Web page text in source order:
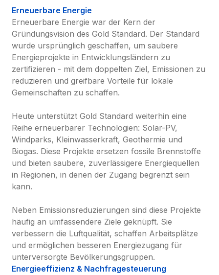
Erneuerbare Energie
Erneuerbare Energie war der Kern der
Gründungsvision des Gold Standard. Der Standard
wurde ursprünglich geschaffen, um saubere
Energieprojekte in Entwicklungsländern zu
zertifizieren - mit dem doppelten Ziel, Emissionen zu
reduzieren und greifbare Vorteile für lokale
Gemeinschaften zu schaffen.
Heute unterstützt Gold Standard weiterhin eine
Reihe erneuerbarer Technologien: Solar-PV,
Windparks, Kleinwasserkraft, Geothermie und
Biogas. Diese Projekte ersetzen fossile Brennstoffe
und bieten saubere, zuverlässigere Energiequellen
in Regionen, in denen der Zugang begrenzt sein
kann.
Neben Emissionsreduzierungen sind diese Projekte
häufig an umfassendere Ziele geknüpft. Sie
verbessern die Luftqualität, schaffen Arbeitsplätze
und ermöglichen besseren Energiezugang für
unterversorgte Bevölkerungsgruppen.
Energieeffizienz & Nachfragesteuerung